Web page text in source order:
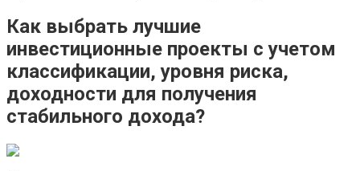
Как выбрать лучшие
инвестиционные проекты с учетом
классификации, уровня риска,
доходности для получения
стабильного дохода?